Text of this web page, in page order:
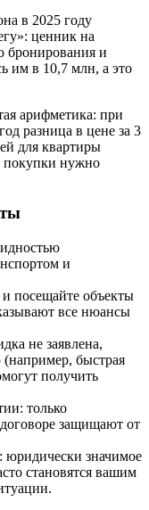
в 2025 году
ценник на
бронирования и
им в 10,7 млн, а это
арифметика: при
разница в цене за 3
для квартиры
покупки нужно
и
посещайте объекты
все нюансы
не заявлена,
быстрая
получить
только
защищают от
юридически значимое
становятся вашим